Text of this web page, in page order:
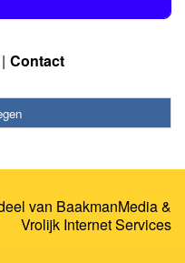
Contact
van BaakmanMedia&
Vrolijk Internet Services